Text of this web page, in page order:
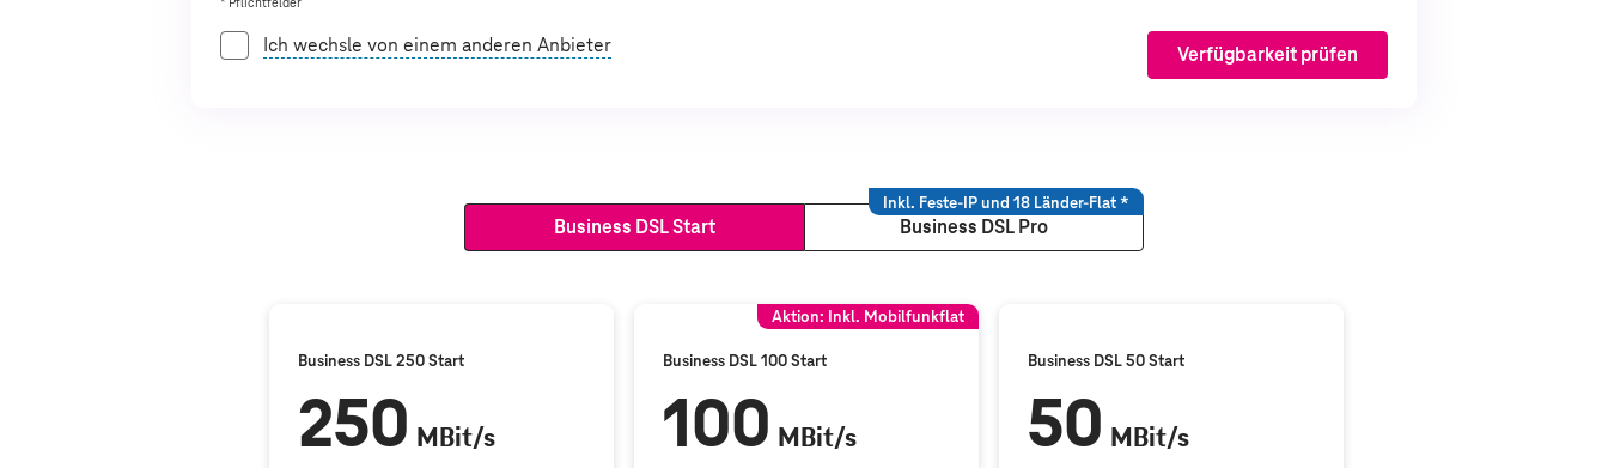
Ich wechsle von einem anderen Anbieter Verfügbarkeit prüfen
Business DSL Start
Inkl. Feste-IP und 18 Länder-Flat *
Business DSL Pro
Business DSL 250 Start
250 MBit/s
Aktion: Inkl. Mobilfunkflat
Business DSL 100 Start
100 MBit/s
Business DSL 50 Start
50 MBit/s